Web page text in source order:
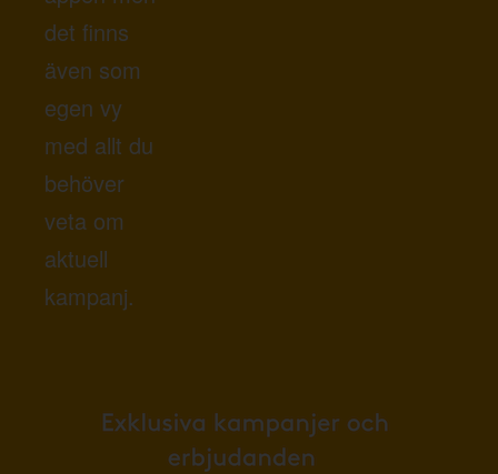
det finns
även som
egen vy
med allt du
behöver
veta om
aktuell
kampanj.